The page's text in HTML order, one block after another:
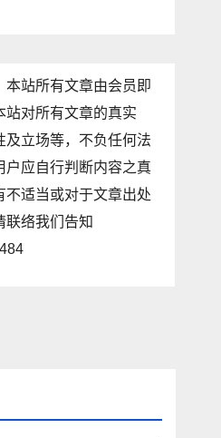
本站所有文章由会员即
站对所有文章的真实
及立场等，不负任何法
户应自行判断内容之真
不适当或对于文章出处
联络我们告知